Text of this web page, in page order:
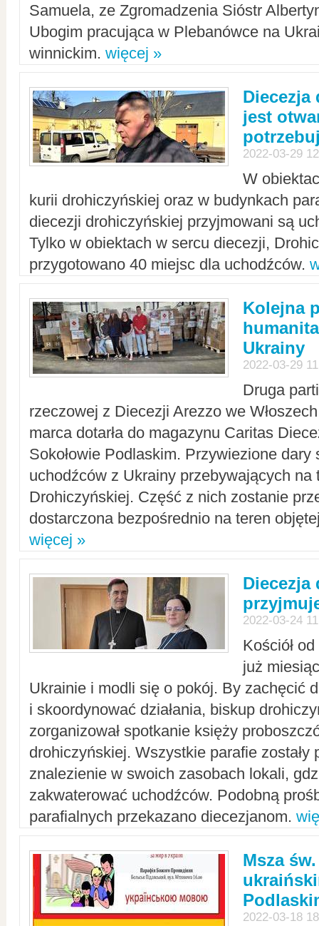
Samuela, ze Zgromadzenia Sióstr
Ubogim pracująca w Plebanówce na
winnickim. więcej »
Diecezja
jest
2022-03-29
W
kurii drohiczyńskiej oraz w budynkach
diecezji drohiczyńskiej przyjmowani są
Tylko w obiektach w sercu diecezji,
przygotowano 40 miejsc dla uchodźców.
Kolejna
Ukrainy
2022-03-29
Druga
rzeczowej z Diecezji Arezzo we
marca dotarła do magazynu Caritas
Sokołowie Podlaskim. Przywiezione dary
uchodźców z Ukrainy przebywających na
Drohiczyńskiej. Część z nich zostanie
dostarczona bezpośrednio na teren
więcej »
Diecezja
2022-03-24
Kościół
już
Ukrainie i modli się o pokój. By zachęcić
i skoordynować działania, biskup
zorganizował spotkanie księży
drohiczyńskiej. Wszystkie parafie zostały
znalezienie w swoich zasobach lokali,
zakwaterować uchodźców. Podobną
parafialnych przekazano diecezjanom.
Msza
2022-03-18